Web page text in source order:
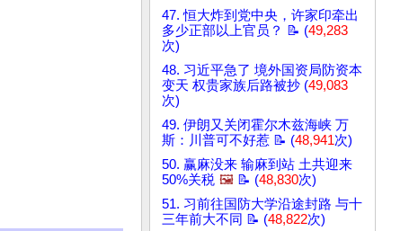
47. 恒大炸到党中央，许家印牵出
多少正部以上官员？ 📝 (49,283
次)
48. 习近平急了 境外国资局防资本
变天 权贵家族后路被抄 (49,083
次)
49. 伊朗又关闭霍尔木兹海峡 万
斯：川普可不好惹 📝 (48,941次)
50. 赢麻没来 输麻到站 土共迎来
50%关税 🖼️ 📝 (48,830次)
51. 习前往国防大学沿途封路 与十
三年前大不同 📝 (48,822次)